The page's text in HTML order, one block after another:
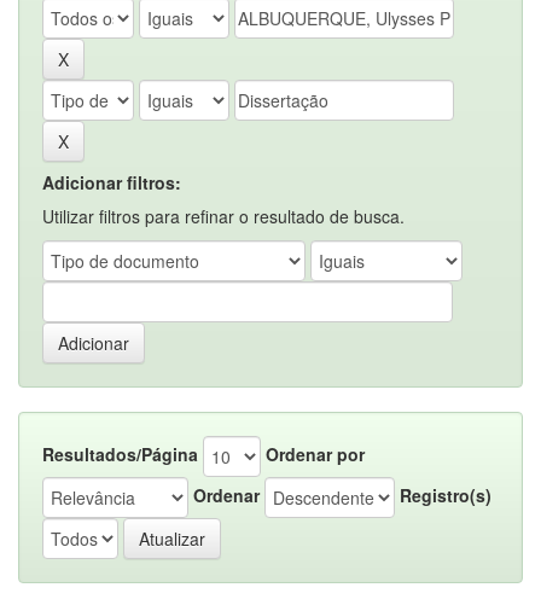
Adicionar filtros:
Utilizar filtros para refinar o resultado de busca.
Resultados/Página
Ordenar por
Ordenar
Registro(s)